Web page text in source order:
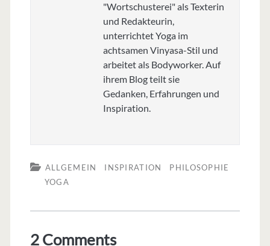
"Wortschusterei" als Texterin
und Redakteurin,
unterrichtet Yoga im
achtsamen Vinyasa-Stil und
arbeitet als Bodyworker. Auf
ihrem Blog teilt sie
Gedanken, Erfahrungen und
Inspiration.
ALLGEMEIN INSPIRATION
PHILOSOPHIE
YOGA
2 Comments